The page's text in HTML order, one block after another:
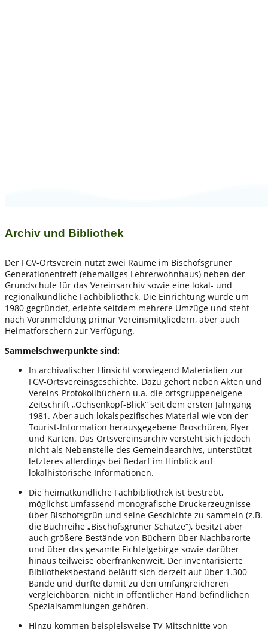
Archiv und Bibliothek
Der FGV-Ortsverein nutzt zwei Räume im Bischofsgrüner
Generationentreff (ehemaliges Lehrerwohnhaus) neben der
Grundschule für das Vereinsarchiv sowie eine lokal- und
regionalkundliche Fachbibliothek. Die Einrichtung wurde um
1980 gegründet, erlebte seitdem mehrere Umzüge und steht
nach Voranmeldung primär Vereinsmitgliedern, aber auch
Heimatforschern zur Verfügung.
Sammelschwerpunkte sind:
In archivalischer Hinsicht vorwiegend Materialien zur
FGV-Ortsvereinsgeschichte. Dazu gehört neben Akten und
Vereins-Protokollbüchern u.a. die ortsgruppeneigene
Zeitschrift „Ochsenkopf-Blick“ seit dem ersten Jahrgang
1981. Aber auch lokalspezifisches Material wie von der
Tourist-Information herausgegebene Broschüren, Flyer
und Karten. Das Ortsvereinsarchiv versteht sich jedoch
nicht als Nebenstelle des Gemeindearchivs, unterstützt
letzteres allerdings bei Bedarf im Hinblick auf
lokalhistorische Informationen.
Die heimatkundliche Fachbibliothek ist bestrebt,
möglichst umfassend monografische Druckerzeugnisse
über Bischofsgrün und seine Geschichte zu sammeln (z.B.
die Buchreihe „Bischofsgrüner Schätze“), besitzt aber
auch größere Bestände von Büchern über Nachbarorte
und über das gesamte Fichtelgebirge sowie darüber
hinaus teilweise oberfrankenweit. Der inventarisierte
Bibliotheksbestand beläuft sich derzeit auf über 1.300
Bände und dürfte damit zu den umfangreicheren
vergleichbaren, nicht in öffentlicher Hand befindlichen
Spezialsammlungen gehören.
Hinzu kommen beispielsweise TV-Mitschnitte von